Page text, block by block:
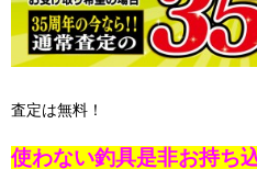
査定は無料！
使わない釣具是非お持ち